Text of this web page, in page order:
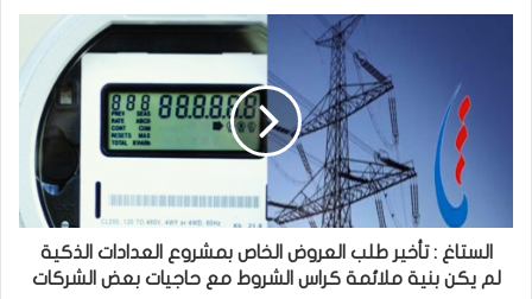
الستاغ : تأخير طلب العروض الخاص بمشروع العدادات الذكية
لم يكن بنية ملائمة كراس الشروط مع حاجيات بعض الشركات